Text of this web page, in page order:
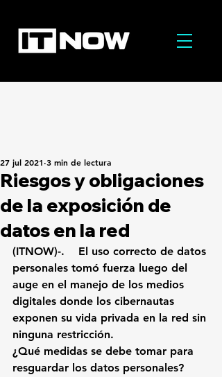
Riesgos y obligaciones
de la exposición de
datos en la red
27 jul 2021 3 min de lectura
(ITNOW)-.    El uso correcto de datos
personales tomó fuerza luego del
auge en el manejo de los medios
digitales donde los cibernautas
exponen su vida privada en la red sin
ninguna restricción.
¿Qué medidas se debe tomar para
resguardar los datos personales?